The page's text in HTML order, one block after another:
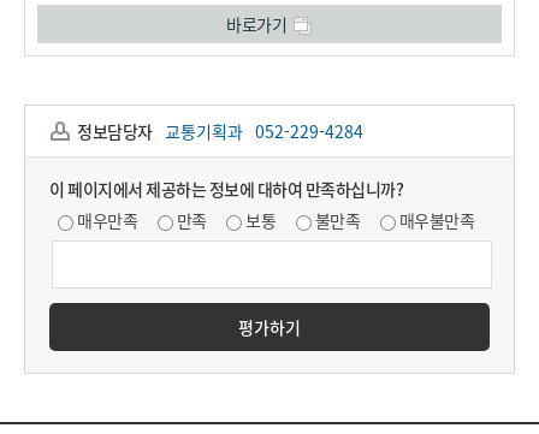
바로가기
정보담당자 교통기획과 052-229-4284
이 페이지에서 제공하는 정보에 대하여 만족하십니까?
매우만족
만족 보통 불만족 매우불만족
평가하기